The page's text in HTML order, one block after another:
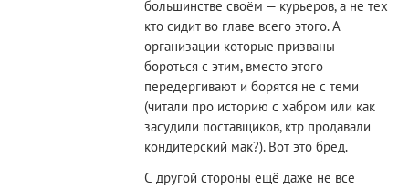
большинстве своём — курьеров, а не тех
кто сидит во главе всего этого. А
организации которые призваны
бороться с этим, вместо этого
передергивают и борятся не с теми
(читали про историю с хабром или как
засудили поставщиков, ктр продавали
кондитерский мак?). Вот это бред.
С другой стороны ещё даже не все